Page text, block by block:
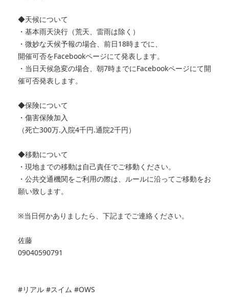
◆天候について
・基本雨天決行（荒天、雷雨は除く）
・微妙な天候予報の場合、前日18時までに、
開催可否をFacebookページにて発表します。
・当日天候急変の場合、 朝7時までにFacebookページにて開
催可否発表します。
◆保険について
・傷害保険加入
（死亡300万.入院4千円.通院2千円）
◆移動について
・現地までの移動は自己責任でご移動ください。
・公共交通機関をご利用の際は、 ルールに沿ってご移動をお
願い致します。
※当日何かありましたら、下記までご連絡ください。
佐藤
09040590791
#リアル #スイム #OWS